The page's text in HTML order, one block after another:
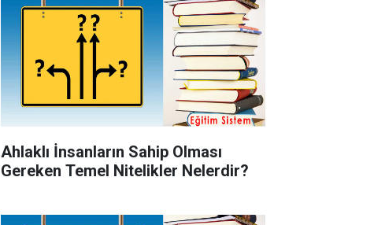
Ahlaklı İnsanların Sahip Olması
Gereken Temel Nitelikler Nelerdir?